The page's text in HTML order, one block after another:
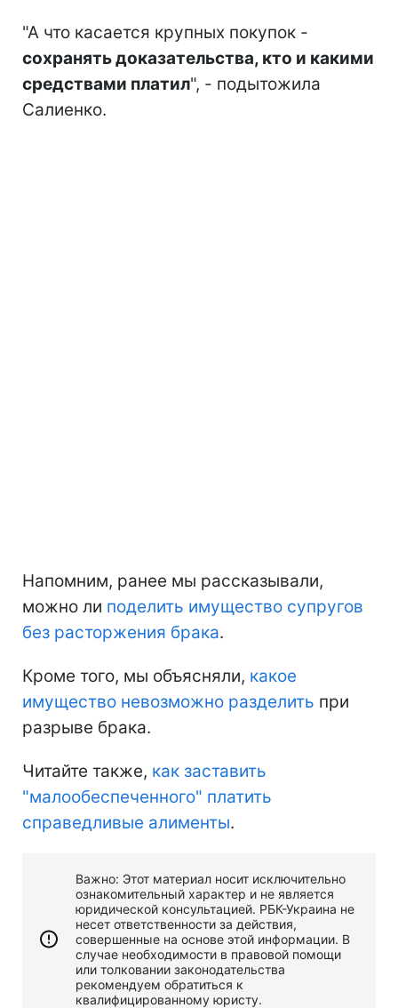
"А что касается крупных покупок -
сохранять доказательства, кто и какими
средствами платил", - подытожила
Салиенко.
Напомним, ранее мы рассказывали,
можно ли поделить имущество супругов
без расторжения брака.
Кроме того, мы объясняли, какое
имущество невозможно разделить при
разрыве брака.
Читайте также, как заставить
"малообеспеченного" платить
справедливые алименты.
Важно: Этот материал носит исключительно
ознакомительный характер и не является
юридической консультацией. РБК-Украина не
несет ответственности за действия,
совершенные на основе этой информации. В
случае необходимости в правовой помощи
или толковании законодательства
рекомендуем обратиться к
квалифицированному юристу.